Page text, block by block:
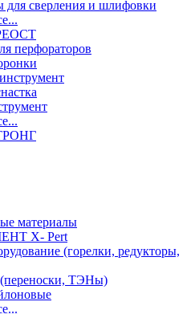
для сверления и шлифовки
перфораторов
материалы
X- Pert
(горелки, редукторы,
ТЭНы)